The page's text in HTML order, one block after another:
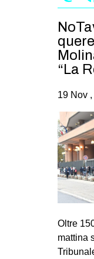
“La
19 Nov
Oltre
mattina